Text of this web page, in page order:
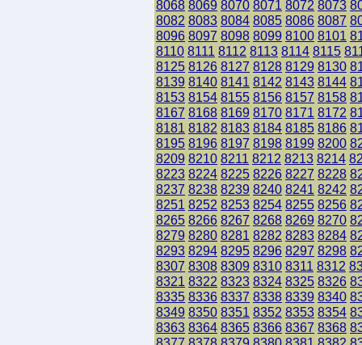
8068 8069 8070 8071 8072 8073
8082 8083 8084 8085 8086 8087
8096 8097 8098 8099 8100 8101
8110 8111 8112 8113 8114 8115
8125 8126 8127 8128 8129 8130
8139 8140 8141 8142 8143 8144
8153 8154 8155 8156 8157 8158
8167 8168 8169 8170 8171 8172
8181 8182 8183 8184 8185 8186
8195 8196 8197 8198 8199 8200
8209 8210 8211 8212 8213 8214
8223 8224 8225 8226 8227 8228
8237 8238 8239 8240 8241 8242
8251 8252 8253 8254 8255 8256
8265 8266 8267 8268 8269 8270
8279 8280 8281 8282 8283 8284
8293 8294 8295 8296 8297 8298
8307 8308 8309 8310 8311 8312
8321 8322 8323 8324 8325 8326
8335 8336 8337 8338 8339 8340
8349 8350 8351 8352 8353 8354
8363 8364 8365 8366 8367 8368